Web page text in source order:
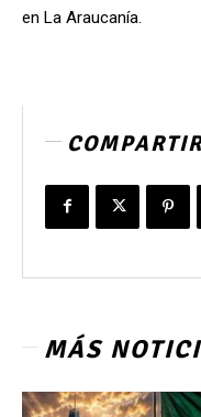
en La Araucanía.
MÁS